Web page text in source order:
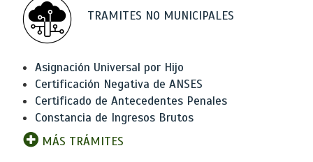
TRAMITES NO MUNICIPALES
Asignación Universal por Hijo
Certificación Negativa de ANSES
Certificado de Antecedentes Penales
Constancia de Ingresos Brutos
MÁS TRÁMITES